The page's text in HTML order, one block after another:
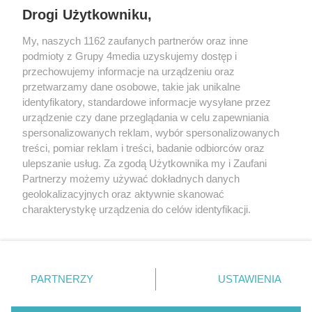
odejście młodego zawodnika,
który jeszcze niedawno był
bardzo blisko pozostania w
Gorzowie.
REKLAMA
Reklama Kontakt
Informacja o Nadawcy
Szukaj
Drogi Użytkowniku,
My, naszych 1162 zaufanych partnerów oraz inne
podmioty z Grupy 4media uzyskujemy dostęp i
przechowujemy informacje na urządzeniu oraz
przetwarzamy dane osobowe, takie jak unikalne
identyfikatory, standardowe informacje wysyłane przez
urządzenie czy dane przeglądania w celu zapewniania
spersonalizowanych reklam, wybór spersonalizowanych
treści, pomiar reklam i treści, badanie odbiorców oraz
ulepszanie usług. Za zgodą Użytkownika my i Zaufani
Partnerzy możemy używać dokładnych danych
geolokalizacyjnych oraz aktywnie skanować
charakterystykę urządzenia do celów identyfikacji.
zmienić/wycofać klikając przycisk ustawień prywatności
znajdujący się w lewym dolnym rogu strony
. Niektóre
PARTNERZY USTAWIENIA